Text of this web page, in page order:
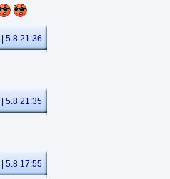
| 5.8 21:36
| 5.8 21:35
| 5.8 17:55